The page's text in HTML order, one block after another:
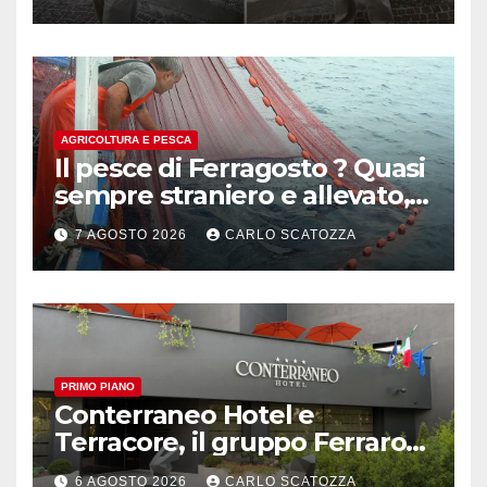
AGRICOLTURA E PESCA
Il pesce di Ferragosto ? Quasi
sempre straniero e allevato,
in sofferenza
7 AGOSTO 2026 CARLO SCATOZZA
PRIMO PIANO
Conterraneo Hotel e
Terracore, il gruppo Ferraro
amplia l’ ospitalità e il gusto
6 AGOSTO 2026 CARLO SCATOZZA